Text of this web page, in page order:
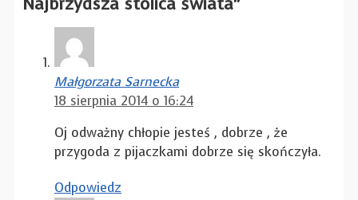
Małgorzata Sarnecka
18 sierpnia 2014 o 16:24
Oj odważny chłopie jesteś , dobrze , że
przygoda z pijaczkami dobrze się skończyła.
Odpowiedz